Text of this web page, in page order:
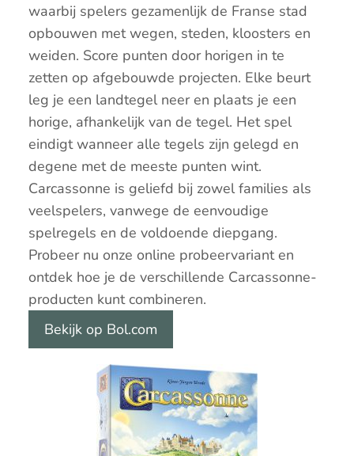
waarbij spelers gezamenlijk de Franse stad
opbouwen met wegen, steden, kloosters en
weiden. Score punten door horigen in te
zetten op afgebouwde projecten. Elke beurt
leg je een landtegel neer en plaats je een
horige, afhankelijk van de tegel. Het spel
eindigt wanneer alle tegels zijn gelegd en
degene met de meeste punten wint.
Carcassonne is geliefd bij zowel families als
veelspelers, vanwege de eenvoudige
spelregels en de voldoende diepgang.
Probeer nu onze online probeervariant en
ontdek hoe je de verschillende Carcassonne-
producten kunt combineren.
Bekijk op Bol.com